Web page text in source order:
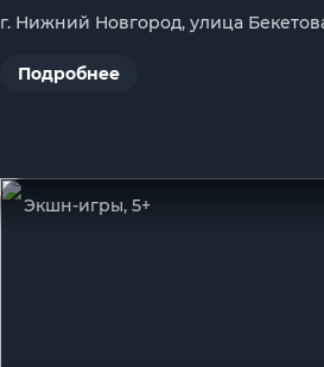
г. Нижний Новгород, улица
Подробнее
Экшн-игры, 5+